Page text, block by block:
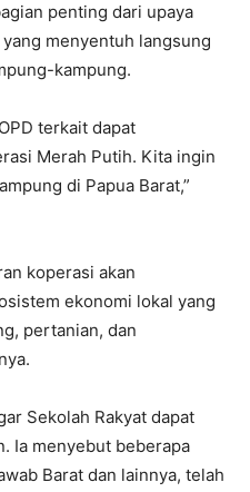
penting dari upaya
menyentuh langsung
kampung.
terkait dapat
Merah Putih. Kita ingin
di Papua Barat,”
koperasi akan
ekonomi lokal yang
pertanian, dan
Sekolah Rakyat dapat
Ia menyebut beberapa
Barat dan lainnya, telah